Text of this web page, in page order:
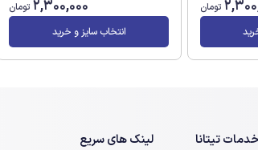
تومان 2,300,000 تومان
انتخاب سایز و خرید
تیتانا لینک های سریع